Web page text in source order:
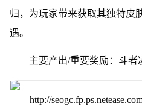
归，为玩家带来获取其独特皮
遇。
主要产出/重要奖励：斗者